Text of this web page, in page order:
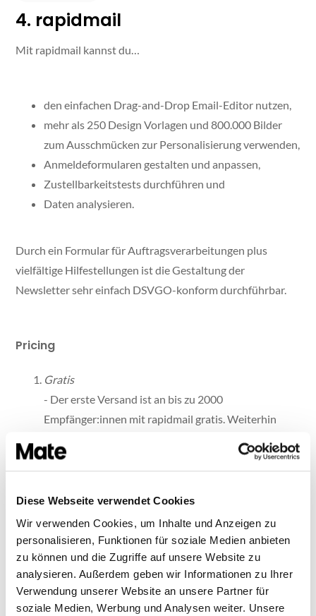
Diese Webseite verwendet Cookies
Wir verwenden Cookies, um Inhalte und Anzeigen zu
personalisieren, Funktionen für soziale Medien anbieten
zu können und die Zugriffe auf unsere Website zu
analysieren. Außerdem geben wir Informationen zu Ihrer
Verwendung unserer Website an unsere Partner für
soziale Medien, Werbung und Analysen weiter. Unsere
4. rapidmail
Mit rapidmail kannst du…
den einfachen Drag-and-Drop Email-Editor nutzen,
mehr als 250 Design Vorlagen und 800.000 Bilder
zum Ausschmücken zur Personalisierung verwenden,
Anmeldeformularen gestalten und anpassen,
Zustellbarkeitstests durchführen und
Daten analysieren.
Durch ein Formular für Auftragsverarbeitungen plus
vielfältige Hilfestellungen ist die Gestaltung der
Newsletter sehr einfach DSVGO-konform durchführbar.
Pricing
Gratis
- Der erste Versand ist an bis zu 2000
Empfänger:innen mit rapidmail gratis. Weiterhin
immer an bis zu 10 Empfänger:innen kostenlos E-
Unverbindlich Paket
- 16 Euro für den einmaligen Versand von 250 E-
Mails
Flatrate Paket
- ab 9 Euro pro Monat für bis zu 250
Empfänger:innen und eine unbegrenzte Anzahl an